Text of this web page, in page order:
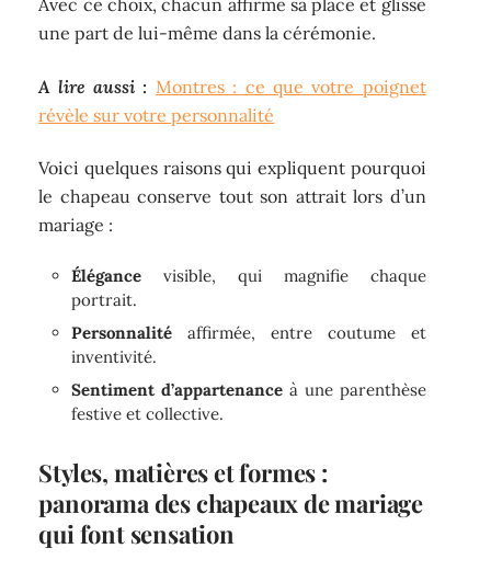
Avec ce choix, chacun affirme sa place et glisse
une part de lui-même dans la cérémonie.
A lire aussi : Montres : ce que votre poignet
révèle sur votre personnalité
Voici quelques raisons qui expliquent pourquoi
le chapeau conserve tout son attrait lors d’un
mariage :
Élégance visible, qui magnifie chaque
portrait.
Personnalité affirmée, entre coutume et
inventivité.
Sentiment d’appartenance à une parenthèse
festive et collective.
Styles, matières et formes :
panorama des chapeaux de mariage
qui font sensation